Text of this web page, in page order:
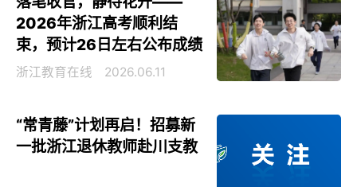
2026年浙江高考顺利结
束，预计26日左右公布成绩
浙江教育在线 2026.06.11
“常青藤”计划再启！招募新
一批浙江退休教师赴川支教